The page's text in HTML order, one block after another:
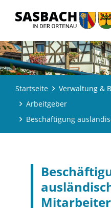
Startseite Verwaltung &
Arbeitgeber
Beschäftigung
Mitarbeiter